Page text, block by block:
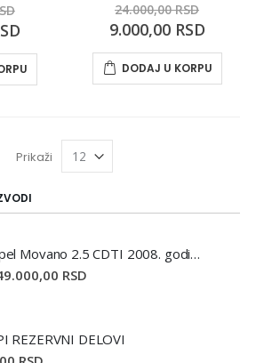
24.000,00 RSD
Special
Price
9.000,00 RSD
DODAJ U KORPU
Prikaži
Opel Movano 2.5 CDTI 2008. godište
RSD
REZERVNI DELOVI